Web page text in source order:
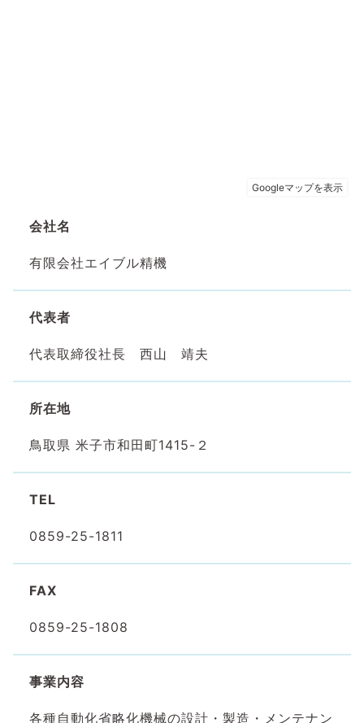
会社名
有限会社エイブル精機
代表者
代表取締役社長 西山 靖夫
所在地
鳥取県 米子市和田町1415-２
TEL
0859-25-1811
FAX
0859-25-1808
事業内容
各種自動化省略化機械の設計・製造・メンテナン